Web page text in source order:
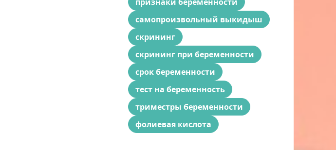
самопроизвольный выкидыш
скрининг
скрининг при беременности
срок беременности
тест на беременность
триместры беременности
фолиевая кислота